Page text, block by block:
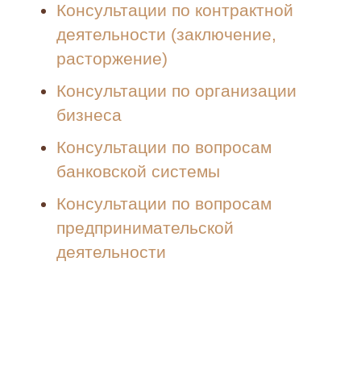
Консультации по контрактной
деятельности (заключение,
расторжение)
Консультации по организации
бизнеса
Консультации по вопросам
банковской системы
Консультации по вопросам
предпринимательской
деятельности